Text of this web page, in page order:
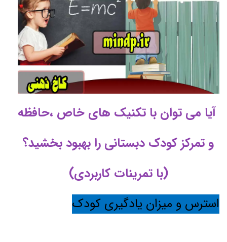
آیا می توان با تکنیک های خاص ،حافظه
و تمرکز کودک دبستانی را بهبود بخشید؟
(با تمرینات کاربردی)
استرس و میزان یادگیری کودک